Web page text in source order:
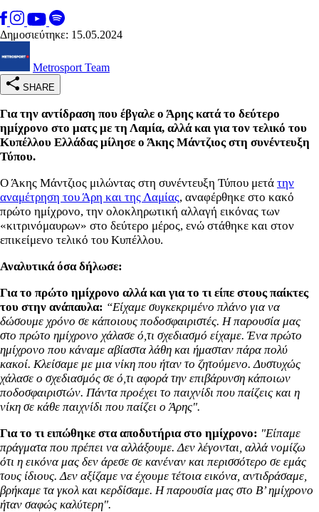
Δημοσιεύτηκε: 15.05.2024
Metrosport Team
SHARE
Για την αντίδραση που έβγαλε ο Άρης κατά το δεύτερο
ημίχρονο στο ματς με τη Λαμία, αλλά και για τον τελικό του
Κυπέλλου Ελλάδας μίλησε ο Άκης Μάντζιος στη συνέντευξη
Τύπου.
Ο Άκης Μάντζιος μιλώντας στη συνέντευξη Τύπου μετά την
αναμέτρηση του Άρη και της Λαμίας, αναφέρθηκε στο κακό
πρώτο ημίχρονο, την ολοκληρωτική αλλαγή εικόνας των
«κιτρινόμαυρων» στο δεύτερο μέρος, ενώ στάθηκε και στον
επικείμενο τελικό του Κυπέλλου.
Αναλυτικά όσα δήλωσε:
Για το πρώτο ημίχρονο αλλά και για το τι είπε στους παίκτες
του στην ανάπαυλα: “Είχαμε συγκεκριμένο πλάνο για να
δώσουμε χρόνο σε κάποιους ποδοσφαιριστές. Η παρουσία μας
στο πρώτο ημίχρονο χάλασε ό,τι σχεδιασμό είχαμε. Ένα πρώτο
ημίχρονο που κάναμε αβίαστα λάθη και ήμασταν πάρα πολύ
κακοί. Κλείσαμε με μια νίκη που ήταν το ζητούμενο. Δυστυχώς
χάλασε ο σχεδιασμός σε ό,τι αφορά την επιβάρυνση κάποιων
ποδοσφαιριστών. Πάντα προέχει το παιχνίδι που παίζεις και η
νίκη σε κάθε παιχνίδι που παίζει ο Άρης".
Για το τι ειπώθηκε στα αποδυτήρια στο ημίχρονο: "Είπαμε
πράγματα που πρέπει να αλλάξουμε. Δεν λέγονται, αλλά νομίζω
ότι η εικόνα μας δεν άρεσε σε κανέναν και περισσότερο σε εμάς
τους ίδιους. Δεν αξίζαμε να έχουμε τέτοια εικόνα, αντιδράσαμε,
βρήκαμε τα γκολ και κερδίσαμε. Η παρουσία μας στο Β’ ημίχρονο
ήταν σαφώς καλύτερη".